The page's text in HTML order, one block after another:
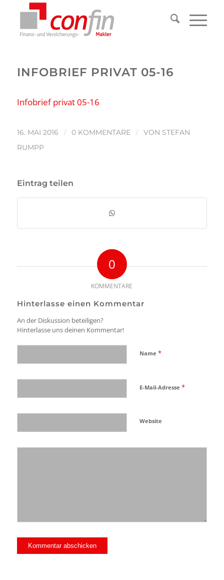
INFOBRIEF PRIVAT 05-16
Infobrief privat 05-16
16. MAI 2016 / 0 KOMMENTARE / VON STEFAN
RUMPP
Eintrag teilen
0
KOMMENTARE
Hinterlasse einen Kommentar
An der Diskussion beteiligen?
Hinterlasse uns deinen Kommentar!
Name *
E-Mail-Adresse *
Website